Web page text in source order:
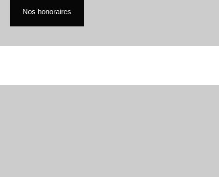
Nos honoraires